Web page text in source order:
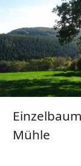
Mühle